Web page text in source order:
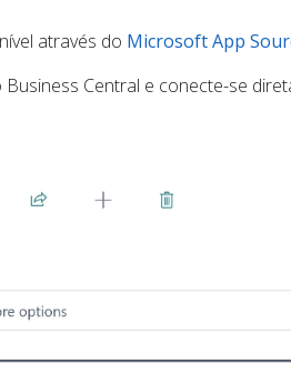
através do Microsoft App
Central e conecte-se